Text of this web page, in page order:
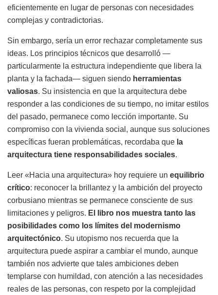
eficientemente en lugar de personas con necesidades
complejas y contradictorias.
Sin embargo, sería un error rechazar completamente sus
ideas. Los principios técnicos que desarrolló —
particularmente la estructura independiente que libera la
planta y la fachada— siguen siendo herramientas
valiosas. Su insistencia en que la arquitectura debe
responder a las condiciones de su tiempo, no imitar estilos
del pasado, permanece como lección importante. Su
compromiso con la vivienda social, aunque sus soluciones
específicas fueran problemáticas, recordaba que la
arquitectura tiene responsabilidades sociales.
Leer «Hacia una arquitectura» hoy requiere un equilibrio
crítico: reconocer la brillantez y la ambición del proyecto
corbusiano mientras se permanece consciente de sus
limitaciones y peligros. El libro nos muestra tanto las
posibilidades como los límites del modernismo
arquitectónico. Su utopismo nos recuerda que la
arquitectura puede aspirar a cambiar el mundo, aunque
también nos advierte que tales ambiciones deben
templarse con humildad, con atención a las necesidades
reales de las personas, con respeto por la complejidad